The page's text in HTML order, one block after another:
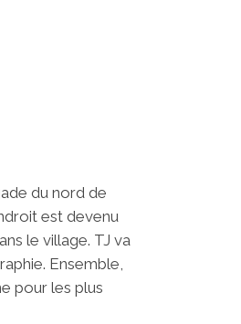
du nord de
est devenu
le village. TJ va
Ensemble,
pour les plus